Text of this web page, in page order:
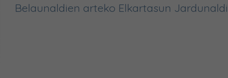
Belaunaldien arteko Elkartasun